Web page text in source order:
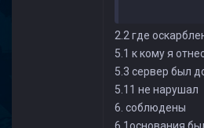
2.2 где
5.1 к кому я
5.3 сервер был
5.11 не нарушал
6. соблюдены